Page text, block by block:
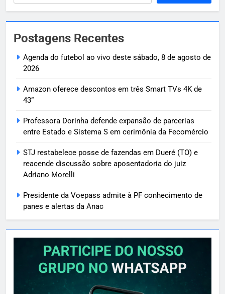
Postagens Recentes
Agenda do futebol ao vivo deste sábado, 8 de agosto de
2026
Amazon oferece descontos em três Smart TVs 4K de
43”
Professora Dorinha defende expansão de parcerias
entre Estado e Sistema S em cerimônia da Fecomércio
STJ restabelece posse de fazendas em Dueré (TO) e
reacende discussão sobre aposentadoria do juiz
Adriano Morelli
Presidente da Voepass admite à PF conhecimento de
panes e alertas da Anac